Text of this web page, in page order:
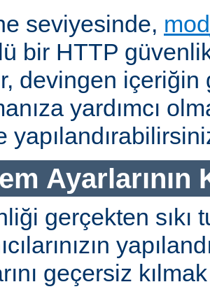
seviyesinde,
bir HTTP
devingen içeriğin
yardımcı
Ayarlarının
gerçekten sıkı
geçersiz